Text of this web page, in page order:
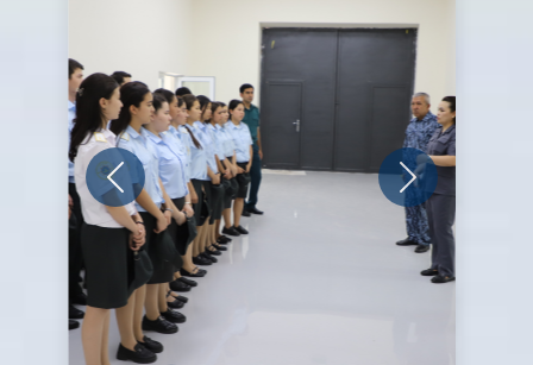
Oldingi Keyingi